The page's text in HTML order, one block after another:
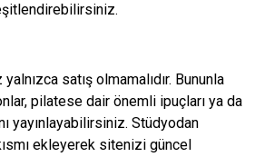
satış olmamalıdır. Bununla
pilatese dair önemli ipuçları ya da
yayınlayabilirsiniz. Stüdyodan
ekleyerek sitenizi güncel